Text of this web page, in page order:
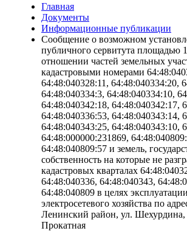
Главная
Документы
Информационные публикации
Сообщение о возможном
публичного сервитута площадью
отношении частей земельных
кадастровыми номерами
64:48:040328:11, 64:48:040334:20,
64:48:040334:3, 64:48:040334:10,
64:48:040342:18, 64:48:040342:17,
64:48:040336:53, 64:48:040343:14,
64:48:040343:25, 64:48:040343:10,
64:48:000000:231869,
64:48:040809:57 и земель,
собственность на которые не
кадастровых кварталах
64:48:040336, 64:48:040343,
64:48:040809 в целях
электросетевого хозяйства по
Ленинский район, ул. Шехурдина,
Прокатная